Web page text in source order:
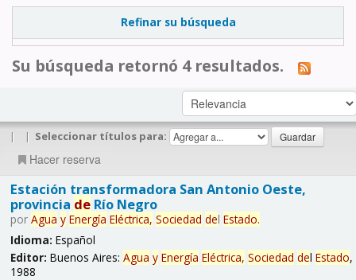
Refinar su búsqueda
Su búsqueda retornó 4 resultados.
| | Seleccionar títulos para:
Hacer reserva
Estación transformadora San Antonio Oeste,
provincia deRío Negro
por Agua y Energía Eléctrica, Sociedad del Estado.
Idioma: Español
Editor: Buenos Aires: Agua y Energía Eléctrica, Sociedad del Estado,
1988